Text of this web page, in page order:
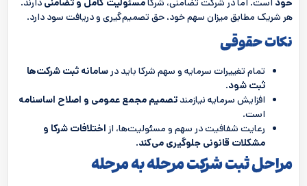
خود است. اما در شرکت تضامنی، شرکامسئولیت کامل و تضامنی دارند.
هر شریک مطابق میزان سهم خود، حق تصمیم‌گیری و دریافت سود دارد.
نکات حقوقی
تمام تغییرات سرمایه و سهم شرکا باید در سامانه ثبت شرکت‌ها
ثبت شود.
افزایش سرمایه نیازمند تصمیم مجمع عمومی و اصلاح اساسنامه
است.
رعایت شفافیت در سهم و مسئولیت‌ها، از اختلافات شرکا و
مشکلات قانونی جلوگیری می‌کند.
مراحل ثبت شرکت مرحله به مرحله